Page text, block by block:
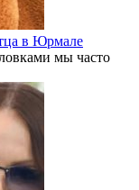
в Юрмале
мы часто